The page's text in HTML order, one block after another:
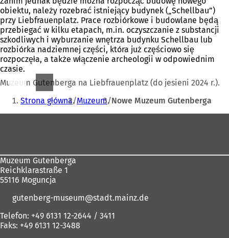
obiektu, należy rozebrać istniejący budynek („Schellbau”)
przy Liebfrauenplatz. Prace rozbiórkowe i budowlane będą
przebiegać w kilku etapach, m.in. oczyszczanie z substancji
szkodliwych i wyburzanie wnętrza budynku Schellbau lub
rozbiórka nadziemnej części, która już częściowo się
rozpoczęła, a także włączenie archeologii w odpowiednim
czasie.
Muzeum Gutenberga na Liebfrauenplatz (do jesieni 2024 r.).
Jesteś
tutaj:
Strona główna Muzeum Nowe Muzeum Gutenberga
Muzeum Gutenberga
Reichklarastraße 1
55116 Moguncja
gutenberg-museum
stadt.mainz de
Telefon: +49 6131 12-2644 / 3411
Faks: +49 6131 12-3488